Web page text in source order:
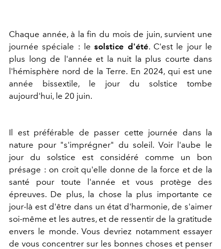
Chaque année, à la fin du mois de juin, survient une
journée spéciale : lesolstice d'été. C'est le jour le
plus long de l'année et la nuit la plus courte dans
l'hémisphère nord de la Terre. En 2024, qui est une
année bissextile, le jour du solstice tombe
aujourd'hui, le 20 juin.
Il est préférable de passer cette journée dans la
nature pour "s'imprégner" du soleil. Voir l'aube le
jour du solstice est considéré comme un bon
présage : on croit qu'elle donne de la force et de la
santé pour toute l'année et vous protège des
épreuves. De plus, la chose la plus importante ce
jour-là est d'être dans un état d'harmonie, de s'aimer
soi-même et les autres, et de ressentir de la gratitude
envers le monde. Vous devriez notamment essayer
de vous concentrer sur les bonnes choses et penser